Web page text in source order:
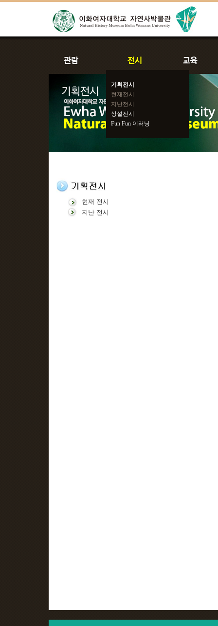
기획전시
현재전시
지난전시
상설전시
Fun Fun 이러닝
현재 전시
지난 전시